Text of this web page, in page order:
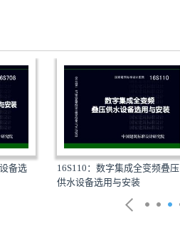
备选
16S110：数字集成全变频叠压
供水设备选用与安装